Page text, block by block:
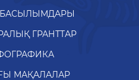
БАСЫЛЫМДАРЫ
ГРАНТТАР
МАҚАЛАЛАР